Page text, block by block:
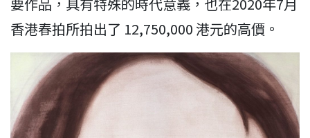
香港春拍所拍出了 12,750,000 港元的高價。